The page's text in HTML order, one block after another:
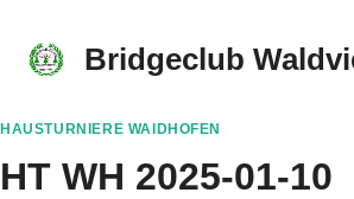
content
Bridgeclub
HAUSTURNIERE WAIDHOFEN
HT WH 2025-01-10